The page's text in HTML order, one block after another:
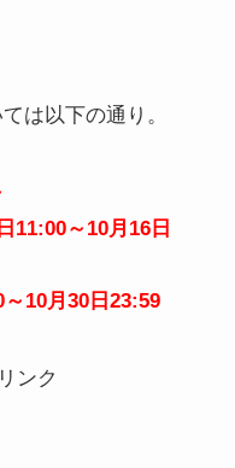
は以下の通り。
11:00～10月16日
10月30日23:59
ンク